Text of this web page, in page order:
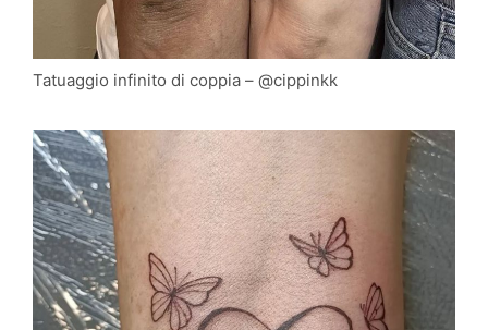
Tatuaggio infinito di coppia – @cippinkk